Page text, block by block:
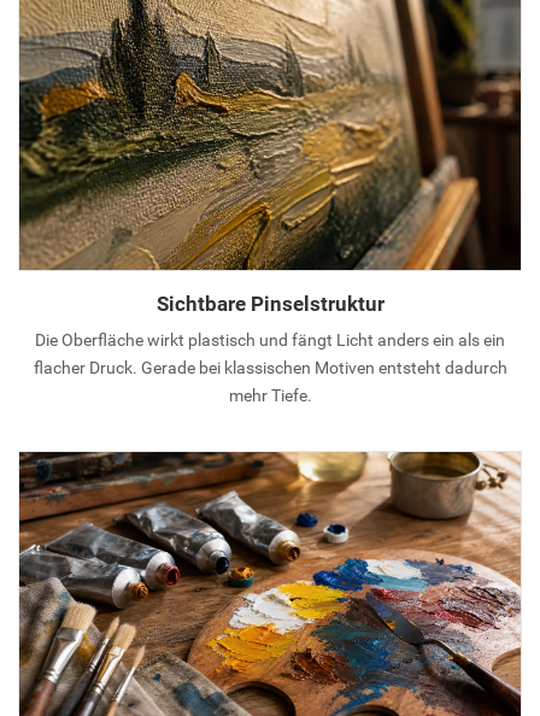
Sichtbare Pinselstruktur
Die Oberfläche wirkt plastisch und fängt Licht anders ein als ein
flacher Druck. Gerade bei klassischen Motiven entsteht dadurch
mehr Tiefe.